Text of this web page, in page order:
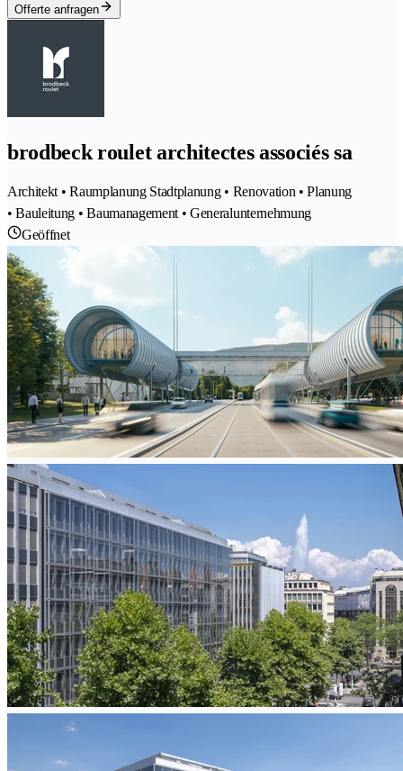
Offerte anfragen
brodbeck roulet architectes associés sa
Architekt • Raumplanung Stadtplanung • Renovation • Planung
• Bauleitung • Baumanagement • Generalunternehmung
Geöffnet